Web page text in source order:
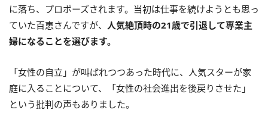
に落ち、プロポーズされます。当初は仕事を続けようとも思っ
ていた百恵さんですが、 人気絶頂時の21歳で引退して専業主
婦になることを選びます。
「女性の自立」が叫ばれつつあった時代に、人気スターが家
庭に入ることについて、「女性の社会進出を後戻りさせた」
という批判の声もありました。